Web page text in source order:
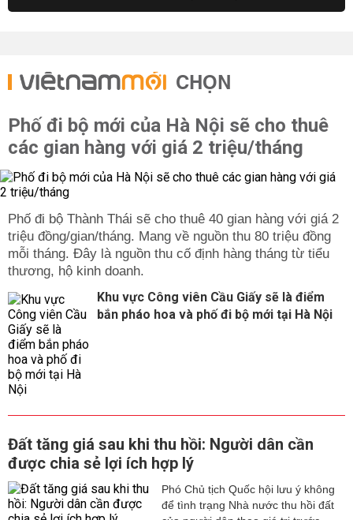
CHỌN
Phố đi bộ mới của Hà Nội sẽ cho thuê
các gian hàng với giá 2 triệu/tháng
Phố đi bộ Thành Thái sẽ cho thuê 40 gian hàng với giá 2
triệu đồng/gian/tháng. Mang về nguồn thu 80 triệu đồng
mỗi tháng. Đây là nguồn thu cố định hàng tháng từ tiểu
thương, hộ kinh doanh.
Khu vực Công viên Cầu Giấy sẽ là điểm
bắn pháo hoa và phố đi bộ mới tại Hà Nội
Đất tăng giá sau khi thu hồi: Người dân cần
được chia sẻ lợi ích hợp lý
Phó Chủ tịch Quốc hội lưu ý không
để tình trạng Nhà nước thu hồi đất